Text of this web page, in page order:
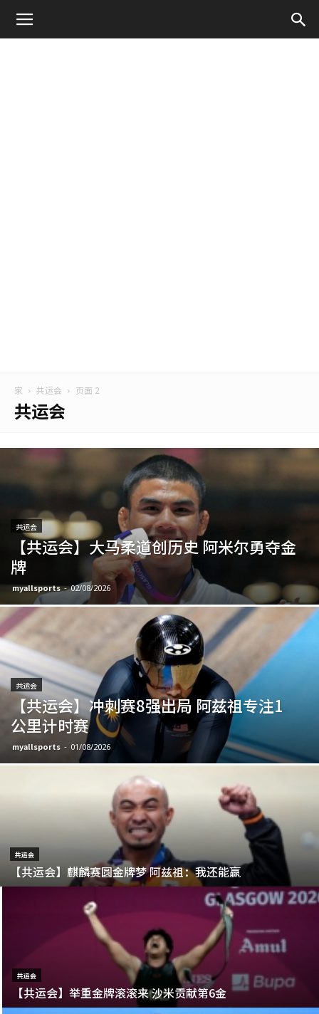
家 共运会 页面 2
共运会
共运会
【共运会】大马柔道创历史 阿米尔勇夺金
牌
myallsports - 02/08/2026
共运会
【共运会】冲刺赛8强出局 阿兹祖专注1
公里计时赛
myallsports - 01/08/2026
共运会
【共运会】麒麟赛圆金牌梦 阿兹祖：我还能赢
共运会
【共运会】举重金牌滚滚来 沙米贡献第6金